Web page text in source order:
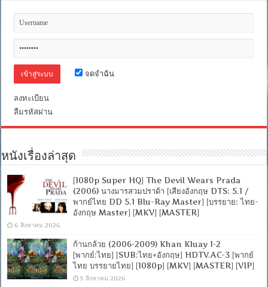
จดจำฉัน
ลงทะเบียน
ลืมรหัสผ่าน
หนังเรื่องล่าสุด
[1080p Super HQ] The Devil Wears Prada
(2006) นางมารสวมปราด้า [เสียงอังกฤษ DTS: 5.1 /
พากย์ไทย DD 5.1 Blu-Ray Master] [บรรยาย: ไทย-
อังกฤษ Master] [MKV] [MASTER]
6 สิงหาคม 2026
ก้านกล้วย (2006-2009) Khan Kluay 1-2
[พากย์:ไทย] [SUB:ไทย+อังกฤษ] HDTV.AC-3 [พากย์
ไทย บรรยายไทย] [1080p] [MKV] [MASTER] [VIP]
5 สิงหาคม 2026